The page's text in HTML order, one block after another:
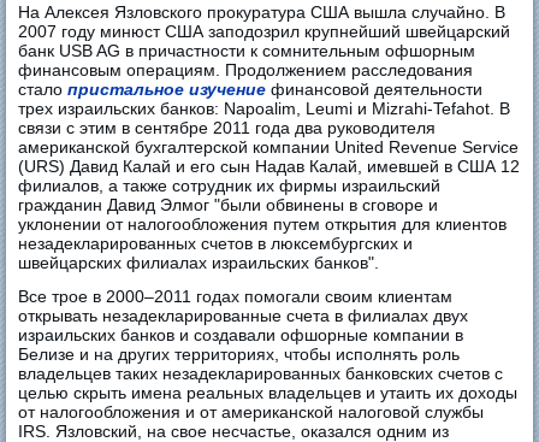
На Алексея Язловского прокуратура США вышла случайно. В
2007 году минюст США заподозрил крупнейший швейцарский
банк USB AG в причастности к сомнительным офшорным
финансовым операциям. Продолжением расследования
сталопристальное изучение финансовой деятельности
трех израильских банков: Napoalim, Leumi и Mizrahi-Tefahot. В
связи с этим в сентябре 2011 года два руководителя
американской бухгалтерской компании United Revenue Service
(URS) Давид Калай и его сын Надав Калай, имевшей в США 12
филиалов, а также сотрудник их фирмы израильский
гражданин Давид Элмог "были обвинены в сговоре и
уклонении от налогообложения путем открытия для клиентов
незадекларированных счетов в люксембургских и
швейцарских филиалах израильских банков".
Все трое в 2000–2011 годах помогали своим клиентам
открывать незадекларированные счета в филиалах двух
израильских банков и создавали офшорные компании в
Белизе и на других территориях, чтобы исполнять роль
владельцев таких незадекларированных банковских счетов с
целью скрыть имена реальных владельцев и утаить их доходы
от налогообложения и от американской налоговой службы
IRS. Язловский, на свое несчастье, оказался одним из